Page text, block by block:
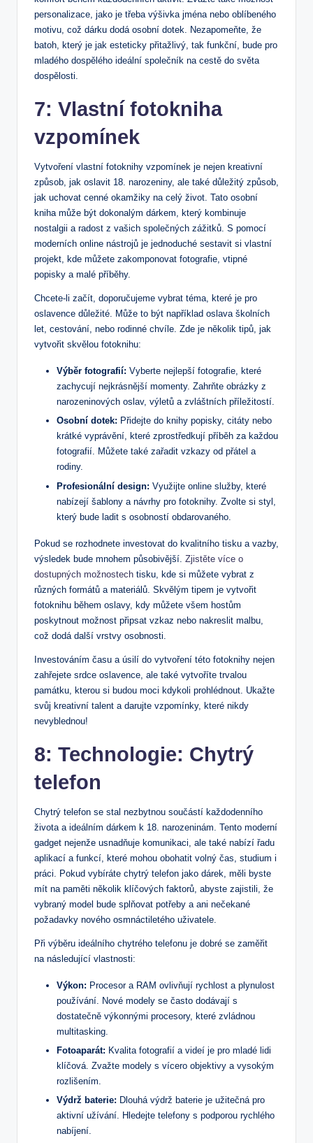
personalizace, jako je třeba výšivka jména nebo oblíbeného
motivu, což dárku dodá osobní dotek. Nezapomeňte, že
batoh, který je jak esteticky přitažlivý, tak funkční, bude pro
mladého dospělého ideální společník na cestě do světa
dospělosti.
7: Vlastní fotokniha
vzpomínek
Vytvoření vlastní fotoknihy vzpomínek je nejen kreativní
způsob, jak oslavit 18. narozeniny, ale také důležitý způsob,
jak uchovat cenné okamžiky na celý život. Tato osobní
kniha může být dokonalým dárkem, který kombinuje
nostalgii a radost z vašich společných zážitků. S pomocí
moderních online nástrojů je jednoduché sestavit si vlastní
projekt, kde můžete zakomponovat fotografie, vtipné
popisky a malé příběhy.
Chcete-li začít, doporučujeme vybrat téma, které je pro
oslavence důležité. Může to být například oslava školních
let, cestování, nebo rodinné chvíle. Zde je několik tipů, jak
vytvořit skvělou fotoknihu:
Výběr fotografií: Vyberte nejlepší fotografie, které
zachycují nejkrásnější momenty. Zahrňte obrázky z
narozeninových oslav, výletů a zvláštních příležitostí.
Osobní dotek: Přidejte do knihy popisky, citáty nebo
krátké vyprávění, které zprostředkují příběh za každou
fotografií. Můžete také zařadit vzkazy od přátel a
rodiny.
Profesionální design: Využijte online služby, které
nabízejí šablony a návrhy pro fotoknihy. Zvolte si styl,
který bude ladit s osobností obdarovaného.
Pokud se rozhodnete investovat do kvalitního tisku a vazby,
výsledek bude mnohem působivější. Zjistěte více o
dostupných možnostech tisku, kde si můžete vybrat z
různých formátů a materiálů. Skvělým tipem je vytvořit
fotoknihu během oslavy, kdy můžete všem hostům
poskytnout možnost připsat vzkaz nebo nakreslit malbu,
což dodá další vrstvy osobnosti.
Investováním času a úsilí do vytvoření této fotoknihy nejen
zahřejete srdce oslavence, ale také vytvoříte trvalou
památku, kterou si budou moci kdykoli prohlédnout. Ukažte
svůj kreativní talent a darujte vzpomínky, které nikdy
nevyblednou!
8: Technologie: Chytrý
telefon
Chytrý telefon se stal nezbytnou součástí každodenního
života a ideálním dárkem k 18. narozeninám. Tento moderní
gadget nejenže usnadňuje komunikaci, ale také nabízí řadu
aplikací a funkcí, které mohou obohatit volný čas, studium i
práci. Pokud vybíráte chytrý telefon jako dárek, měli byste
mít na paměti několik klíčových faktorů, abyste zajistili, že
vybraný model bude splňovat potřeby a ani nečekané
požadavky nového osmnáctiletého uživatele.
Při výběru ideálního chytrého telefonu je dobré se zaměřit
na následující vlastnosti:
Výkon: Procesor a RAM ovlivňují rychlost a plynulost
používání. Nové modely se často dodávají s
dostatečně výkonnými procesory, které zvládnou
multitasking.
Fotoaparát: Kvalita fotografií a videí je pro mladé lidi
klíčová. Zvažte modely s vícero objektivy a vysokým
rozlišením.
Výdrž baterie: Dlouhá výdrž baterie je užitečná pro
aktivní užívání. Hledejte telefony s podporou rychlého
nabíjení.